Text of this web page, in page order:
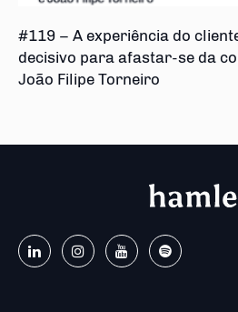
#119 – A experiência do
decisivo para afastar-se da
João Filipe Torneiro